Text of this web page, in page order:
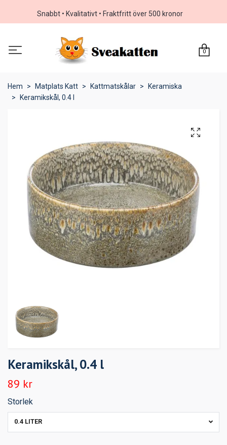
Snabbt • Kvalitativt • Fraktfritt över 500 kronor
0
Hem Matplats Katt Kattmatskålar
Keramiska
Keramikskål, 0.4 l
Keramikskål, 0.4 l
89 kr
Storlek
0.4 LITER